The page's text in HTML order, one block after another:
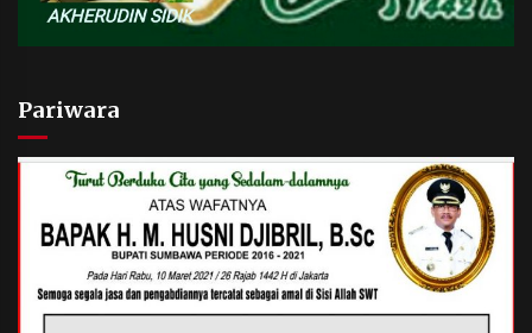
Pariwara